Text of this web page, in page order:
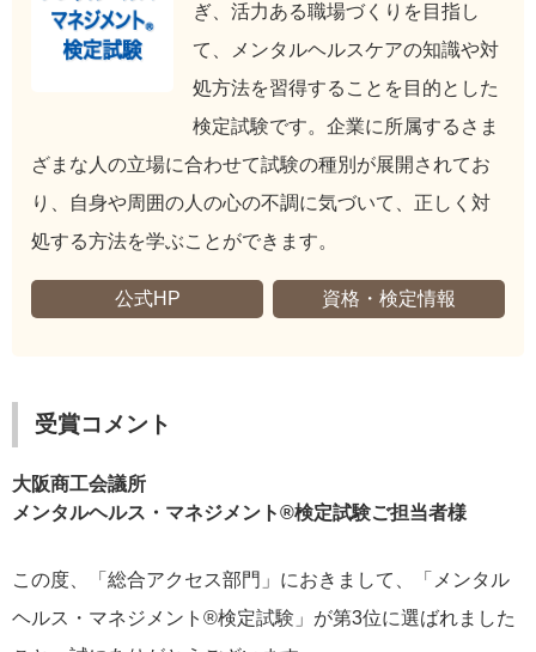
ぎ、活力ある職場づくりを目指し
て、メンタルヘルスケアの知識や対
処方法を習得することを目的とした
検定試験です。企業に所属するさま
ざまな人の立場に合わせて試験の種別が展開されてお
り、自身や周囲の人の心の不調に気づいて、正しく対
処する方法を学ぶことができます。
公式HP 資格・検定情報
受賞コメント
大阪商工会議所
メンタルヘルス・マネジメント®検定試験ご担当者様
この度、「総合アクセス部門」におきまして、「メンタル
ヘルス・マネジメント®検定試験」が第3位に選ばれました